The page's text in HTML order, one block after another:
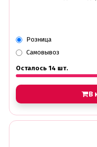
Розница
Самовывоз
Осталось 14 шт.
В